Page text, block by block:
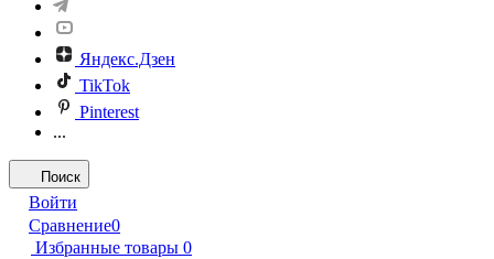
Яндекс.Дзен
TikTok
Pinterest
...
Поиск
Войти
Сравнение0
Избранные товары 0